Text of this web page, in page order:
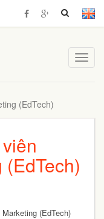
(EdTech)
(EdTech)